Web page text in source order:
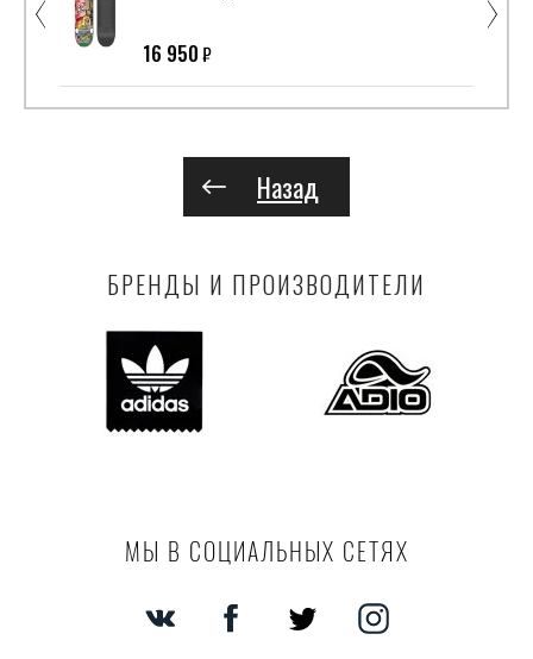
16 950₽
Назад
БРЕНДЫ И ПРОИЗВОДИТЕЛИ
МЫ В СОЦИАЛЬНЫХ СЕТЯХ